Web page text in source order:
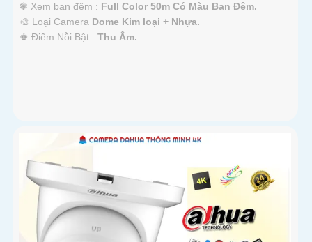
❃ Xem ban đêm : Full Color 50m Có Màu Ban Ðêm.
🎨 Loại Camera Dome Kim loại + Nhựa.
️♚ Điểm Nỗi Bật : Thu Âm.